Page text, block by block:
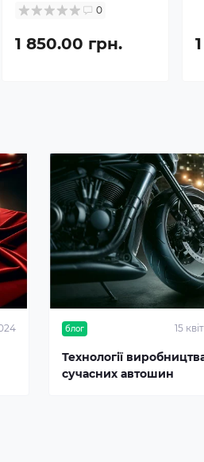
0
1 850.00 грн.
блог 15
Технології
сучасних автошин